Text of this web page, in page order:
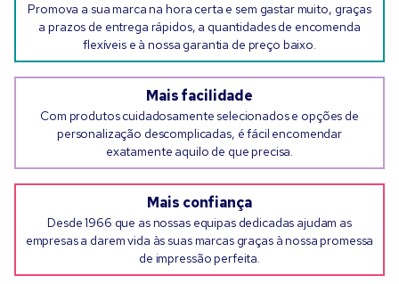
Promova a sua marca na hora certa e sem gastar muito, graças
a prazos de entrega rápidos, a quantidades de encomenda
flexíveis e à nossa garantia de preço baixo.
Mais facilidade
Com produtos cuidadosamente selecionados e opções de
personalização descomplicadas, é fácil encomendar
exatamente aquilo de que precisa.
Mais confiança
Desde 1966 que as nossas equipas dedicadas ajudam as
empresas a darem vida às suas marcas graças à nossa promessa
de impressão perfeita.